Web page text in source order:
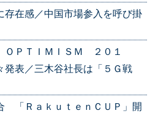
存在感／中国市場参入を呼び掛
ＯＰＴＩＭＩＳＭ ２０１
表／三木谷社長は「５Ｇ戦
「ＲａｋｕｔｅｎＣＵＰ」開